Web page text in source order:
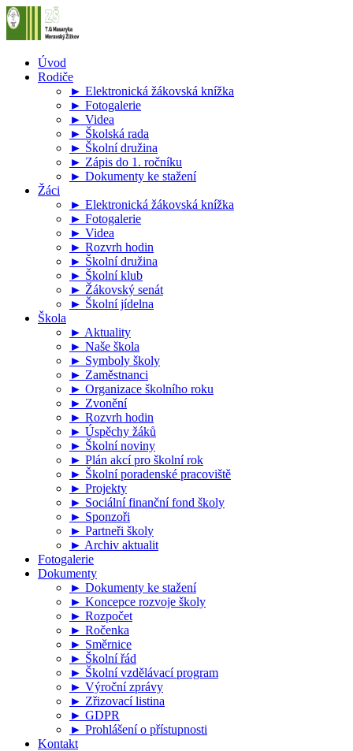
Úvod
Rodiče
► Elektronická žákovská knížka
► Fotogalerie
► Videa
► Školská rada
► Školní družina
► Zápis do 1. ročníku
► Dokumenty ke stažení
Žáci
► Elektronická žákovská knížka
► Fotogalerie
► Videa
► Rozvrh hodin
► Školní družina
► Školní klub
► Žákovský senát
► Školní jídelna
Škola
► Aktuality
► Naše škola
► Symboly školy
► Zaměstnanci
► Organizace školního roku
► Zvonění
► Rozvrh hodin
► Úspěchy žáků
► Školní noviny
► Plán akcí pro školní rok
► Školní poradenské pracoviště
► Projekty
► Sociální finanční fond školy
► Sponzoři
► Partneři školy
► Archiv aktualit
Fotogalerie
Dokumenty
► Dokumenty ke stažení
► Koncepce rozvoje školy
► Rozpočet
► Ročenka
► Směrnice
► Školní řád
► Školní vzdělávací program
► Výroční zprávy
► Zřizovací listina
► GDPR
► Prohlášení o přístupnosti
Kontakt